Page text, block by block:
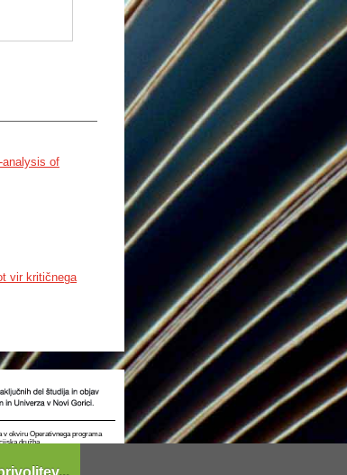
analysis of
vir kritičnega
v okviru Operativnega programa
družba.